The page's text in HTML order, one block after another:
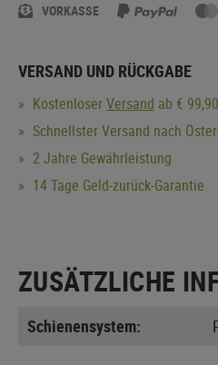
VORKASSE
VERSAND UND RÜCKGABE
KostenloserVersand ab €
Schnellster Versand nach
2 Jahre Gewährleistung
14 Tage Geld-zurück-Garantie
ZUSÄTZLICHE
Schienensystem: